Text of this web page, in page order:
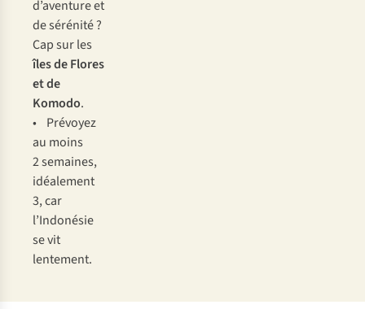
d’aventure et
de sérénité ?
Cap sur les
îles de Flores
et de
Komodo.
• Prévoyez
au moins
2 semaines,
idéalement
3, car
l’Indonésie
se vit
lentement.